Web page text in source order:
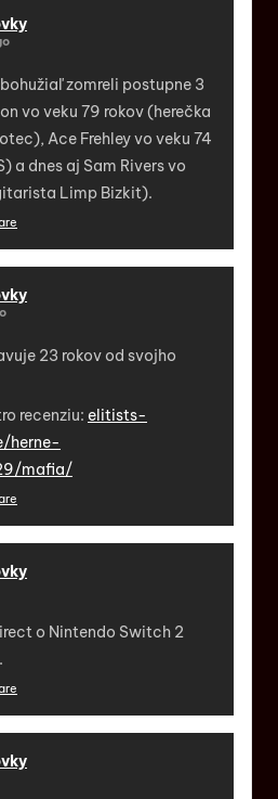
zomreli postupne 3
vo veku 79 rokov (herečka
Ace Frehley vo veku 74
a dnes aj Sam Rivers vo
Limp Bizkit).
23 rokov od svojho
recenziu: elitists-
herne-
mafia/
o Nintendo Switch 2